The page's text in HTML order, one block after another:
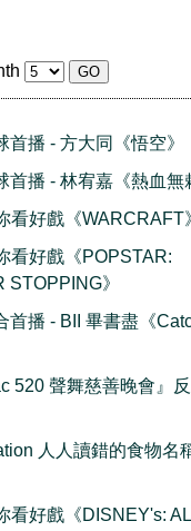
首播 - 方大同《悟空》
首播 - 林宥嘉《熱血無
看好戲《WARCRAFT
看好戲《POPSTAR:
》
首播 - BII 畢書盡《
520 聲舞慈善晚會』
人人讀錯的食物名
看好戲《DISNEY's: